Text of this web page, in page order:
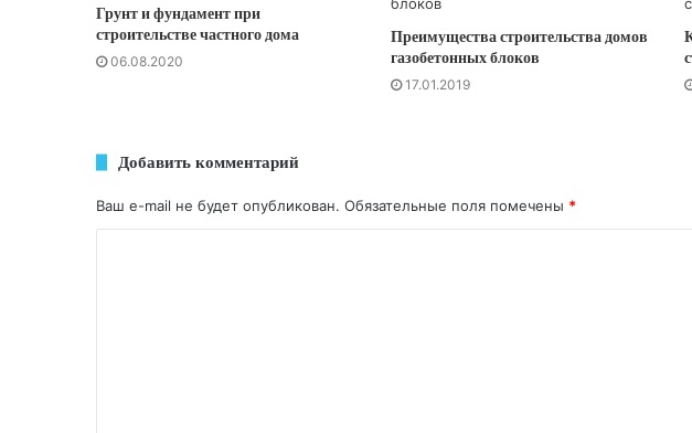
Грунт и фундамент при
строительстве частного дома
06.08.2020
Преимущества строительства домов
газобетонных блоков
17.01.2019
Добавить комментарий
Ваш e-mail не будет опубликован. Обязательные поля помечены *